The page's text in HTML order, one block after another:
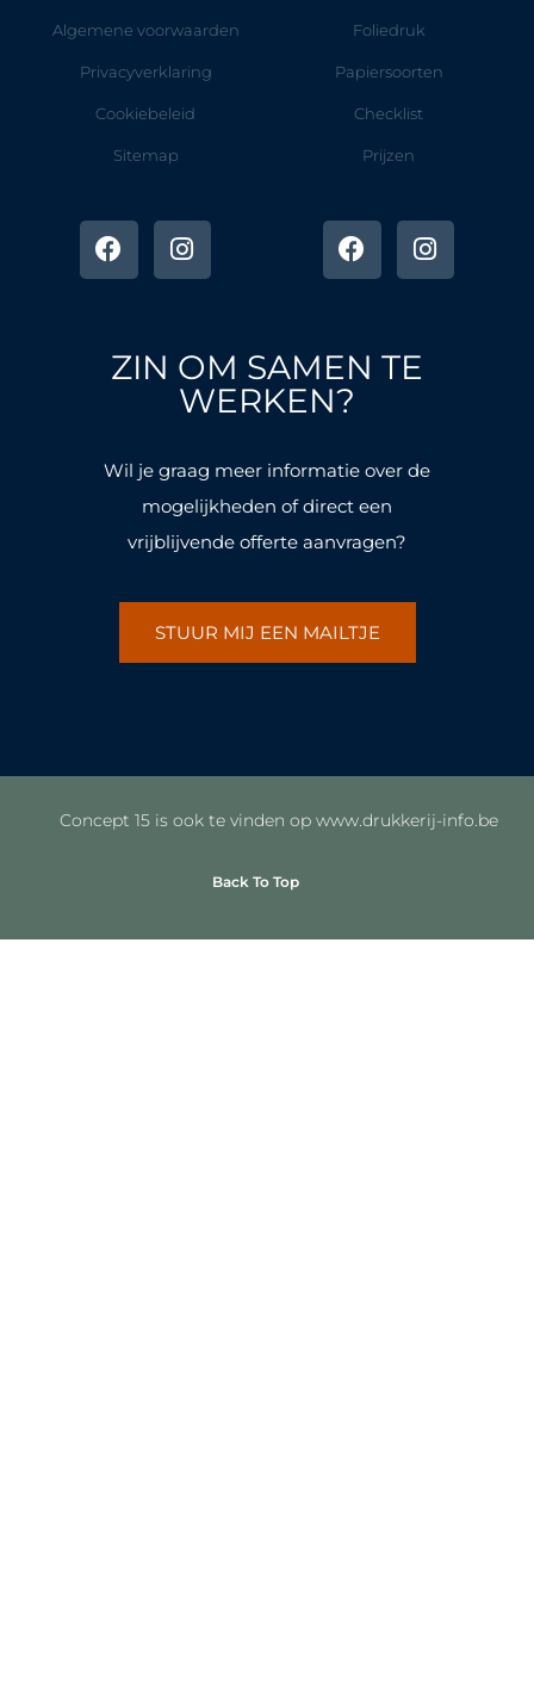
Algemene voorwaarden
Privacyverklaring
Cookiebeleid
Sitemap
a
c
e
o
n
s
t
r
a
m
Foliedruk
Papiersoorten
Checklist
Prijzen
a
c
e
o
k
n
s
t
ZIN OM SAMEN TE
WERKEN?
Wil je graag meer informatie over de
mogelijkheden of direct een
vrijblijvende offerte aanvragen?
STUUR MIJ EEN MAILTJE
Concept 15 is ook te vinden op www.drukkerij-info.be
Back To Top